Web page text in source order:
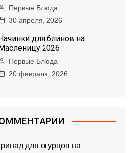
Первые Блюда
30 апреля, 2026
Начинки для блинов на
Масленицу 2026
Первые Блюда
20 февраля, 2026
для огурцов на